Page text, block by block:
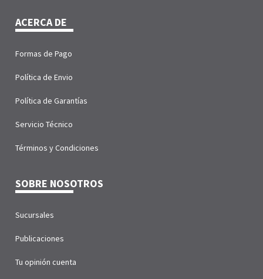
ACERCA DE
Formas de Pago
Política de Envio
Política de Garantías
Servicio Técnico
Términos y Condiciones
SOBRE NOSOTROS
Sucursales
Publicaciones
Tu opinión cuenta